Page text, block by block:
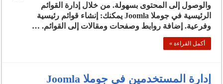
والوصول إلى المحتوى بسهولة. من خلال إدارة القوائم
الرئيسية في جوملا Joomla يمكنك: إنشاء قوائم رئيسية
وفرعية. إضافة روابط وصفحات ومقالات إلى القوائم. …
أكمل القراءة »
إدارة المستخدمين في جوملا Joomla